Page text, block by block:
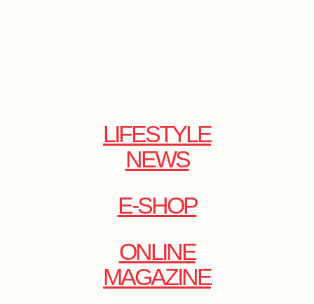
LIFESTYLE
NEWS
E-SHOP
ONLINE
MAGAZINE